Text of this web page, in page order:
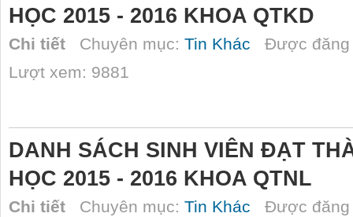
HỌC 2015 - 2016 KHOA QTKD
Chi tiết Chuyên mục: Tin Khác Được
Lượt xem: 9881
DANH SÁCH SINH VIÊN ĐẠT
HỌC 2015 - 2016 KHOA QTNL
Chi tiết Chuyên mục: Tin Khác Được